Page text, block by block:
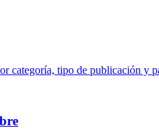
categoría, tipo de publicación y